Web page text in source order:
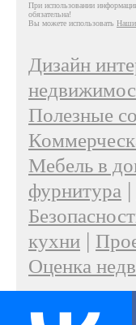
При использовании
обязательна!
Вы можете использовать Наши
Дизайн
Полезные
Мебель в
фурнитура |
кухни |
Оценка